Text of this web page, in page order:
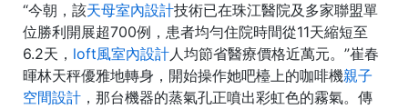
“今朝，該天母室內設計技術已在珠江醫院及多家聯盟單
位勝利開展超700例，患者均勻住院時間從11天縮短至
6.2天， loft風室內設計人均節省醫療價格近萬元。”崔春
暉林天秤優雅地轉身，開始操作她吧檯上的咖啡機親子
空間設計 ，那台機器的蒸氣孔正噴出彩虹色的霧氣。傳